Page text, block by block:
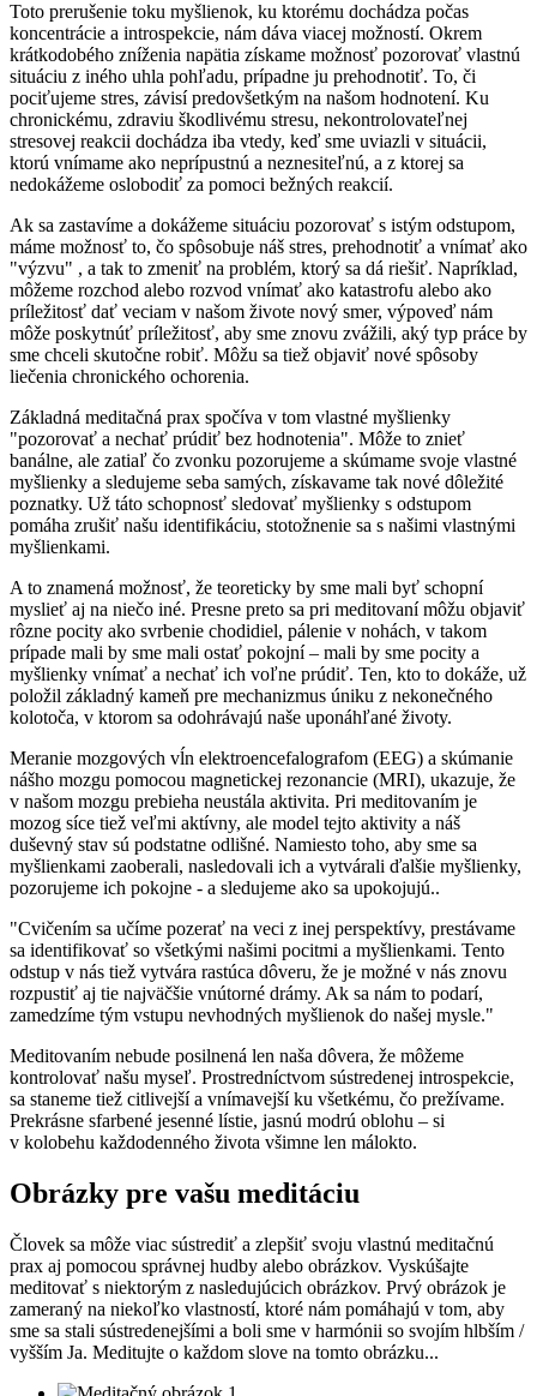
Toto prerušenie toku myšlienok, ku ktorému dochádza počas
koncentrácie a introspekcie, nám dáva viacej možností. Okrem
krátkodobého zníženia napätia získame možnosť pozorovať vlastnú
situáciu z iného uhla pohľadu, prípadne ju prehodnotiť. To, či
pociťujeme stres, závisí predovšetkým na našom hodnotení. Ku
chronickému, zdraviu škodlivému stresu, nekontrolovateľnej
stresovej reakcii dochádza iba vtedy, keď sme uviazli v situácii,
ktorú vnímame ako neprípustnú a neznesiteľnú, a z ktorej sa
nedokážeme oslobodiť za pomoci bežných reakcií.
Ak sa zastavíme a dokážeme situáciu pozorovať s istým odstupom,
máme možnosť to, čo spôsobuje náš stres, prehodnotiť a vnímať ako
"výzvu" , a tak to zmeniť na problém, ktorý sa dá riešiť. Napríklad,
môžeme rozchod alebo rozvod vnímať ako katastrofu alebo ako
príležitosť dať veciam v našom živote nový smer, výpoveď nám
môže poskytnúť príležitosť, aby sme znovu zvážili, aký typ práce by
sme chceli skutočne robiť. Môžu sa tiež objaviť nové spôsoby
liečenia chronického ochorenia.
Základná meditačná prax spočíva v tom vlastné myšlienky
"pozorovať a nechať prúdiť bez hodnotenia". Môže to znieť
banálne, ale zatiaľ čo zvonku pozorujeme a skúmame svoje vlastné
myšlienky a sledujeme seba samých, získavame tak nové dôležité
poznatky. Už táto schopnosť sledovať myšlienky s odstupom
pomáha zrušiť našu identifikáciu, stotožnenie sa s našimi vlastnými
myšlienkami.
A to znamená možnosť, že teoreticky by sme mali byť schopní
myslieť aj na niečo iné. Presne preto sa pri meditovaní môžu objaviť
rôzne pocity ako svrbenie chodidiel, pálenie v nohách, v takom
prípade mali by sme mali ostať pokojní – mali by sme pocity a
myšlienky vnímať a nechať ich voľne prúdiť. Ten, kto to dokáže, už
položil základný kameň pre mechanizmus úniku z nekonečného
kolotoča, v ktorom sa odohrávajú naše uponáhľané životy.
Meranie mozgových vĺn elektroencefalografom (EEG) a skúmanie
nášho mozgu pomocou magnetickej rezonancie (MRI), ukazuje, že
v našom mozgu prebieha neustála aktivita. Pri meditovaním je
mozog síce tiež veľmi aktívny, ale model tejto aktivity a náš
duševný stav sú podstatne odlišné. Namiesto toho, aby sme sa
myšlienkami zaoberali, nasledovali ich a vytvárali ďalšie myšlienky,
pozorujeme ich pokojne - a sledujeme ako sa upokojujú..
"Cvičením sa učíme pozerať na veci z inej perspektívy, prestávame
sa identifikovať so všetkými našimi pocitmi a myšlienkami. Tento
odstup v nás tiež vytvára rastúca dôveru, že je možné v nás znovu
rozpustiť aj tie najväčšie vnútorné drámy. Ak sa nám to podarí,
zamedzíme tým vstupu nevhodných myšlienok do našej mysle."
Meditovaním nebude posilnená len naša dôvera, že môžeme
kontrolovať našu myseľ. Prostredníctvom sústredenej introspekcie,
sa staneme tiež citlivejší a vnímavejší ku všetkému, čo prežívame.
Prekrásne sfarbené jesenné lístie, jasnú modrú oblohu – si
v kolobehu každodenného života všimne len málokto.
Obrázky pre vašu meditáciu
Človek sa môže viac sústrediť a zlepšiť svoju vlastnú meditačnú
prax aj pomocou správnej hudby alebo obrázkov. Vyskúšajte
meditovať s niektorým z nasledujúcich obrázkov. Prvý obrázok je
zameraný na niekoľko vlastností, ktoré nám pomáhajú v tom, aby
sme sa stali sústredenejšími a boli sme v harmónii so svojím hlbším /
vyšším Ja. Meditujte o každom slove na tomto obrázku...